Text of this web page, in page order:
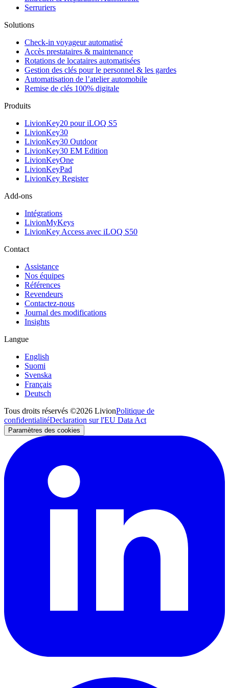
Serruriers
Solutions
Check-in voyageur automatisé
Accès prestataires & maintenance
Rotations de locataires automatisées
Gestion des clés pour le personnel & les gardes
Automatisation de l’atelier automobile
Remise de clés 100% digitale
Produits
LivionKey20 pour iLOQ S5
LivionKey30
LivionKey30 Outdoor
LivionKey30 EM Edition
LivionKeyOne
LivionKeyPad
LivionKey Register
Add-ons
Intégrations
LivionMyKeys
LivionKey Access avec iLOQ S50
Contact
Assistance
Nos équipes
Références
Revendeurs
Contactez-nous
Journal des modifications
Insights
Langue
English
Suomi
Svenska
Français
Deutsch
Tous droits réservés ©2026 LivionPolitique de
confidentialitéDeclaration sur l'EU Data Act
Paramètres des cookies